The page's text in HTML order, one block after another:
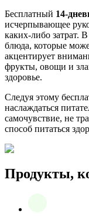
Бесплатный 14-
исчерпывающее
каких-либо затрат.
блюда, которые
акцентирует
фрукты, овощи и
здоровье.
Следуя этому
наслаждаться
самочувствие, не
способ питаться
Продукты,